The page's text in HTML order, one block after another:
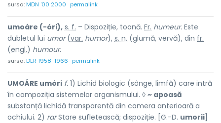
sursa:MDN '00 2000 permalink
umoáre (-óri), s. f. – Dispoziție, toană. Fr. humeur. Este
dubletul lui umor(var. humor), s. n. (glumă, vervă), din fr.
(engl.) humour.
sursa:DER 1958-1966 permalink
UMOÁRE umóri f. 1) Lichid biologic (sânge, limfă) care intră
în compoziția sistemelor organismului. ◊ ~ apoasă
substanță lichidă transparentă din camera anterioară a
ochiului. 2) rarStare sufletească; dispoziție. [G.-D. umorii